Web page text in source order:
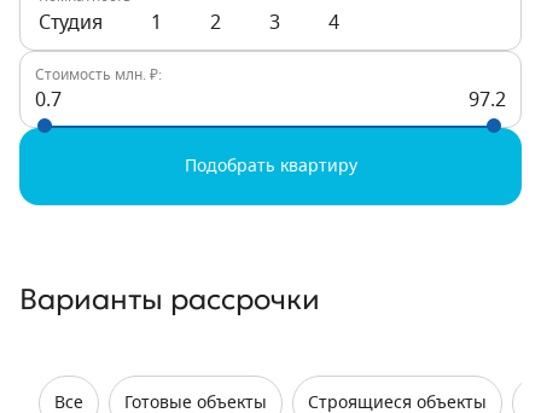
Студия 1 2 3 4
Стоимость млн. ₽:
0.7 97.2
Подобрать квартиру
Варианты рассрочки
Все Готовые объекты Строящиеся объекты